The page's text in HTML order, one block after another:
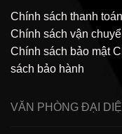
Chính sách thanh toán
Chính sách vận
Chính sách bảo mật
sách bảo hành
VĂN PHÒNG ĐẠI